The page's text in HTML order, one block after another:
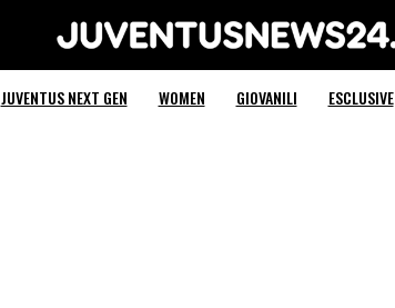
Juventus News 24
JUVENTUS NEXT GEN WOMEN GIOVANILI ESCLUSIVE